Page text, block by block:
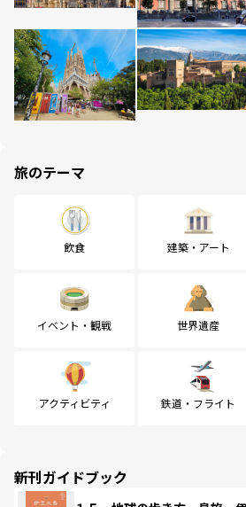
旅のテーマ
飲食 建築・アート
イベント・観戦 世界遺産
アクティビティ 鉄道・フライト
新刊ガイドブック